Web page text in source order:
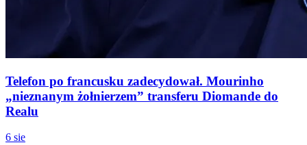
Telefon po francusku zadecydował. Mourinho
„nieznanym żołnierzem” transferu Diomande do
Realu
6 sie